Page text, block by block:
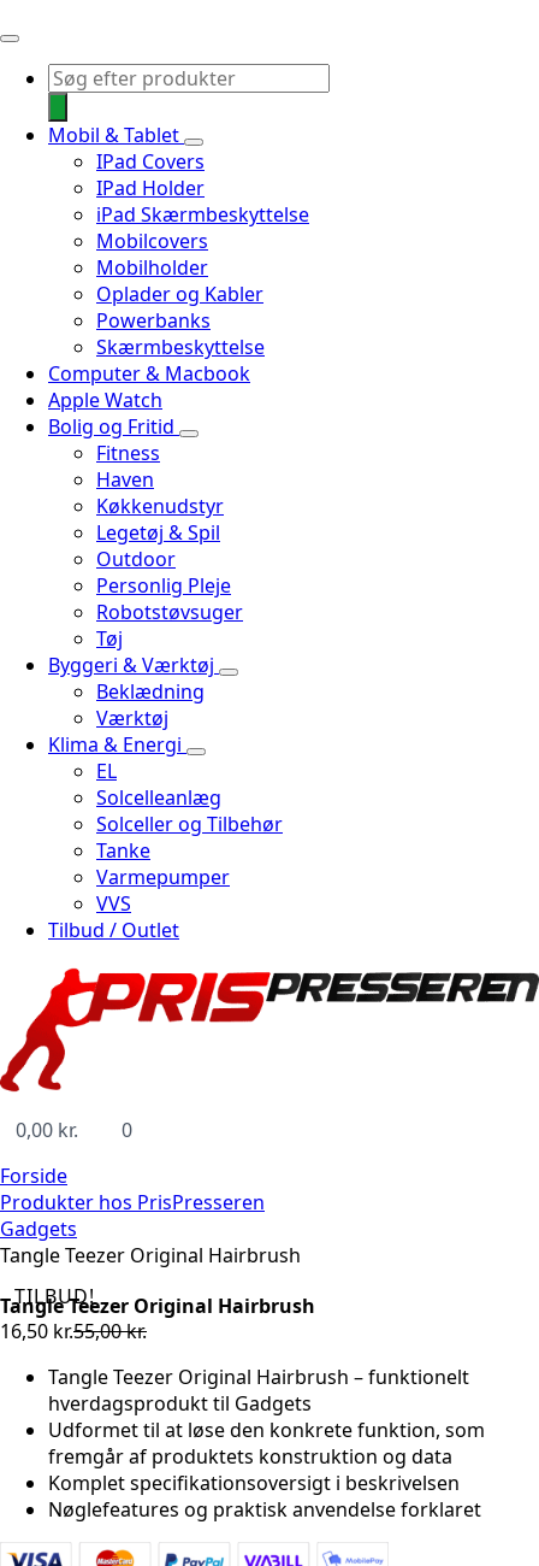
Products
search
Mobil & Tablet
IPad Covers
IPad Holder
iPad Skærmbeskyttelse
Mobilcovers
Mobilholder
Oplader og Kabler
Powerbanks
Skærmbeskyttelse
Computer & Macbook
Apple Watch
Bolig og Fritid
Fitness
Haven
Køkkenudstyr
Legetøj & Spil
Outdoor
Personlig Pleje
Robotstøvsuger
Tøj
Byggeri & Værktøj
Beklædning
Værktøj
Klima & Energi
EL
Solcelleanlæg
Solceller og Tilbehør
Tanke
Varmepumper
VVS
Tilbud / Outlet
0,00 kr.
0
Forside
Produkter hos PrisPresseren
Gadgets
Tangle Teezer Original Hairbrush
TILBUD!
Tangle Teezer Original Hairbrush
55,00kr.
Den
oprindelige
var:
55,00 kr..
16,50 kr.
Den
aktuelle
16,50 kr..
Tangle Teezer Original Hairbrush – funktionelt
hverdagsprodukt til Gadgets
Udformet til at løse den konkrete funktion, som
fremgår af produktets konstruktion og data
Komplet specifikationsoversigt i beskrivelsen
Nøglefeatures og praktisk anvendelse forklaret